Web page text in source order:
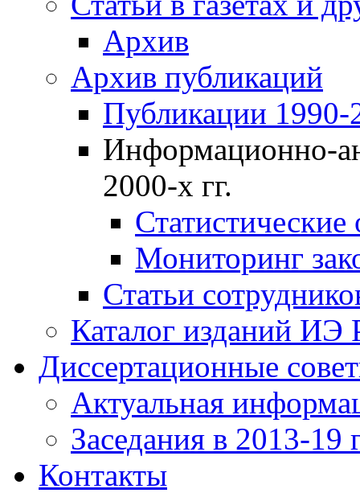
Архив
Архив публикаций
Публикации 1990-
Информационно-
2000-х гг.
Мониторинг
Статьи
Каталог изданий ИЭ
Диссертационные
Актуальная
Заседания в 2013-19
Контакты